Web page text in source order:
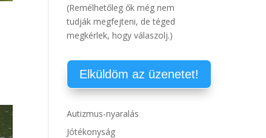
(Remélhetőleg ők még nem
tudják megfejteni, de téged
megkérlek, hogy válaszolj.)
Autizmus-nyaralás
Jótékonyság